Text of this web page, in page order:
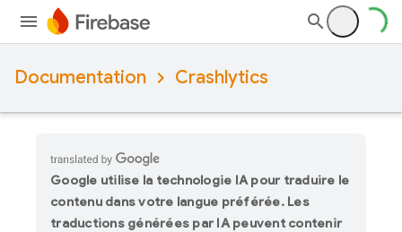
Documentation Crashlytics
Google utilise la technologie IA pour traduire le
contenu dans votre langue préférée. Les
traductions générées par IA peuvent contenir